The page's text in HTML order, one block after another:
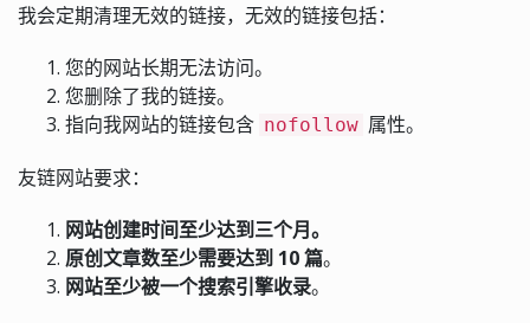
我会定期清理无效的链接，无效的链接包括：
您的网站长期无法访问。
您删除了我的链接。
指向我网站的链接包含 nofollow 属性。
友链网站要求：
网站创建时间至少达到三个月。
原创文章数至少需要达到 10 篇。
网站至少被一个搜索引擎收录。